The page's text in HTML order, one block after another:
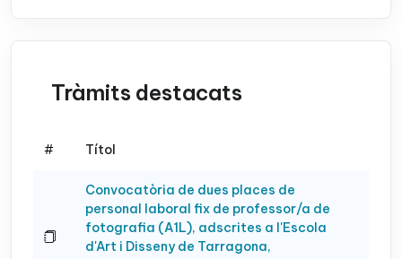
Tràmits destacats
# Títol
Convocatòria de dues places de
personal laboral fix de professor/a de
fotografia (A1L), adscrites a l'Escola
d'Art i Disseny de Tarragona,